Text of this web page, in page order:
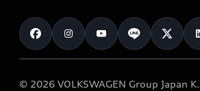
カタログ一覧
車検 / 定期点検
e-tronアフターサポート
クオリティ
保証
メンテナンス
お知らせ
オーナー様向けキャンペーン
© 2026 VOLKSWAGEN Group Japan